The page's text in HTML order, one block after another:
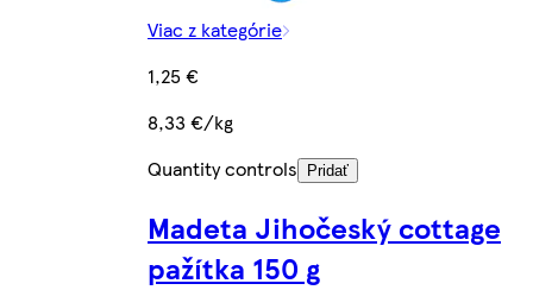
Viac z kategórie
1,25 €
8,33 €/kg
Quantity controls
Pridať
Madeta Jihočeský cottage
pažítka 150 g